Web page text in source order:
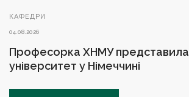
КАФЕДРИ
04.08.2026
Професорка ХНМУ представила
університет у Німеччині